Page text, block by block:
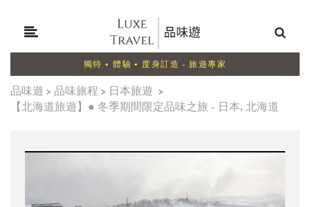
獨特 • 體驗 • 度身訂造 - 旅遊專家
品味遊 > 品味旅程 > 日本旅遊 >
【北海道旅遊】● 冬季期間限定品味之旅 - 日本, 北海道